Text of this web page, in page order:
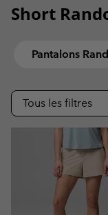
Short
Pantalons
Tous les filtres